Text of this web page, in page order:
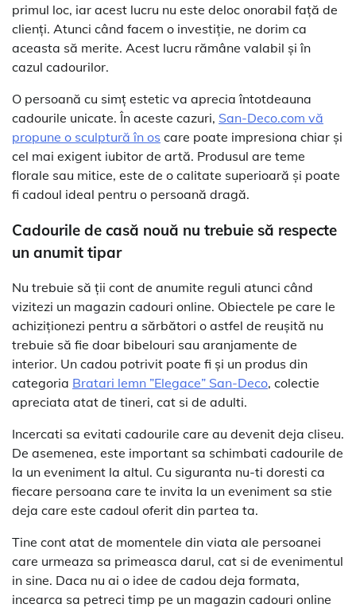
primul loc, iar acest lucru nu este deloc onorabil față de
clienți. Atunci când facem o investiție, ne dorim ca
aceasta să merite. Acest lucru rămâne valabil și în
cazul cadourilor.
O persoană cu simț estetic va aprecia întotdeauna
cadourile unicate. În aceste cazuri, San-Deco.com vă
propune o sculptură în os care poate impresiona chiar și
cel mai exigent iubitor de artă. Produsul are teme
florale sau mitice, este de o calitate superioară și poate
fi cadoul ideal pentru o persoană dragă.
Cadourile de casă nouă nu trebuie să respecte
un anumit tipar
Nu trebuie să ții cont de anumite reguli atunci când
vizitezi un magazin cadouri online. Obiectele pe care le
achiziționezi pentru a sărbători o astfel de reușită nu
trebuie să fie doar bibelouri sau aranjamente de
interior. Un cadou potrivit poate fi și un produs din
categoria Bratari lemn ”Elegace” San-Deco, colectie
apreciata atat de tineri, cat si de adulti.
Incercati sa evitati cadourile care au devenit deja cliseu.
De asemenea, este important sa schimbati cadourile de
la un eveniment la altul. Cu siguranta nu-ti doresti ca
fiecare persoana care te invita la un eveniment sa stie
deja care este cadoul oferit din partea ta.
Tine cont atat de momentele din viata ale persoanei
care urmeaza sa primeasca darul, cat si de evenimentul
in sine. Daca nu ai o idee de cadou deja formata,
incearca sa petreci timp pe un magazin cadouri online